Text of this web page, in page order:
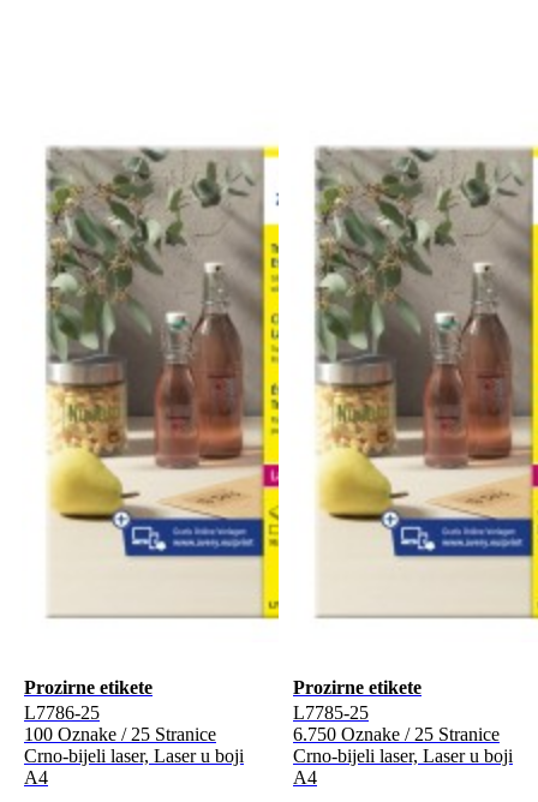
Prozirne etikete
L7786-25
100 Oznake / 25 Stranice
Crno-bijeli laser, Laser u boji
A4
Prozirne etikete
L7785-25
6.750 Oznake / 25 Stranice
Crno-bijeli laser, Laser u boji
A4